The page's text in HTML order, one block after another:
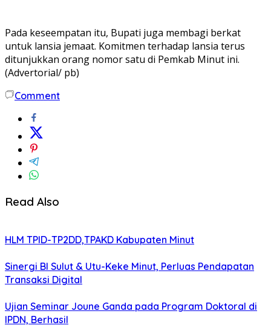
Pada keseempatan itu, Bupati juga membagi berkat
untuk lansia jemaat. Komitmen terhadap lansia terus
ditunjukkan orang nomor satu di Pemkab Minut ini.
(Advertorial/ pb)
Comment
Read Also
HLM TPID-TP2DD,TPAKD Kabupaten Minut
Sinergi BI Sulut & Utu-Keke Minut, Perluas Pendapatan
Transaksi Digital
Ujian Seminar Joune Ganda pada Program Doktoral di
IPDN, Berhasil